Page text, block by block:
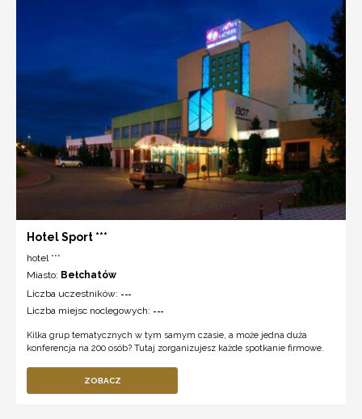
Hotel Sport ***
hotel ***
Miasto: Bełchatów
Liczba uczestników: ---
Liczba miejsc noclegowych: ---
Kilka grup tematycznych w tym samym czasie, a może jedna duża
konferencja na 200 osób? Tutaj zorganizujesz każde spotkanie firmowe.
ZOBACZ